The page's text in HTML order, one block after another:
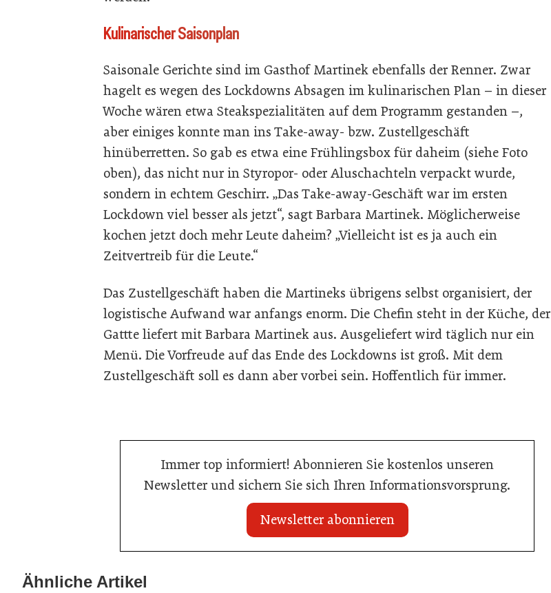
Kulinarischer Saisonplan
Saisonale Gerichte sind im Gasthof Martinek ebenfalls der Renner. Zwar
hagelt es wegen des Lockdowns Absagen im kulinarischen Plan – in dieser
Woche wären etwa Steakspezialitäten auf dem Programm gestanden –,
aber einiges konnte man ins Take-away- bzw. Zustellgeschäft
hinüberretten. So gab es etwa eine Frühlingsbox für daheim (siehe Foto
oben), das nicht nur in Styropor- oder Aluschachteln verpackt wurde,
sondern in echtem Geschirr. „Das Take-away-Geschäft war im ersten
Lockdown viel besser als jetzt“, sagt Barbara Martinek. Möglicherweise
kochen jetzt doch mehr Leute daheim? „Vielleicht ist es ja auch ein
Zeitvertreib für die Leute.“
Das Zustellgeschäft haben die Martineks übrigens selbst organisiert, der
logistische Aufwand war anfangs enorm. Die Chefin steht in der Küche, der
Gattte liefert mit Barbara Martinek aus. Ausgeliefert wird täglich nur ein
Menü. Die Vorfreude auf das Ende des Lockdowns ist groß. Mit dem
Zustellgeschäft soll es dann aber vorbei sein. Hoffentlich für immer.
Immer top informiert! Abonnieren Sie kostenlos unseren
Newsletter und sichern Sie sich Ihren Informationsvorsprung.
Newsletter abonnieren
Ähnliche Artikel
War die Fußball-WM 2026 für Ihren